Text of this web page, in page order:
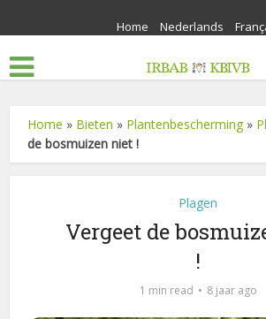
Home Nederlands
Home » Bieten » Plantenbescherming »
de bosmuizen niet !
Plagen
Vergeet de
!
1 min read 8 jaar ago